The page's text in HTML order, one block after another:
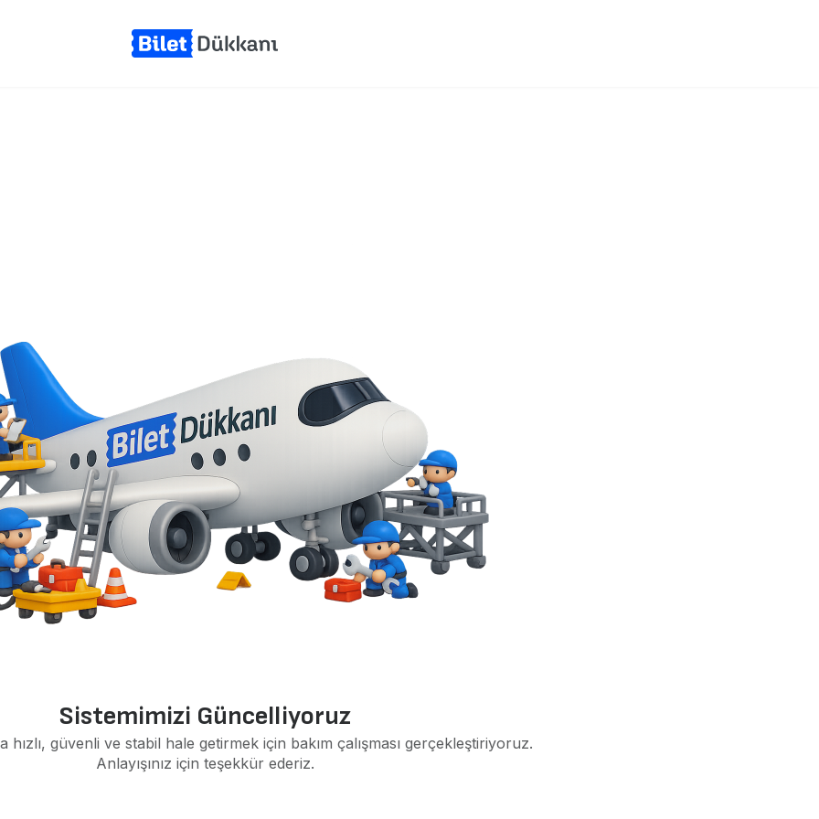
Sistemimizi Güncelliyoruz
hızlı, güvenli ve stabil hale getirmek için bakım çalışması gerçekleştiriyoruz.
Anlayışınız için teşekkür ederiz.